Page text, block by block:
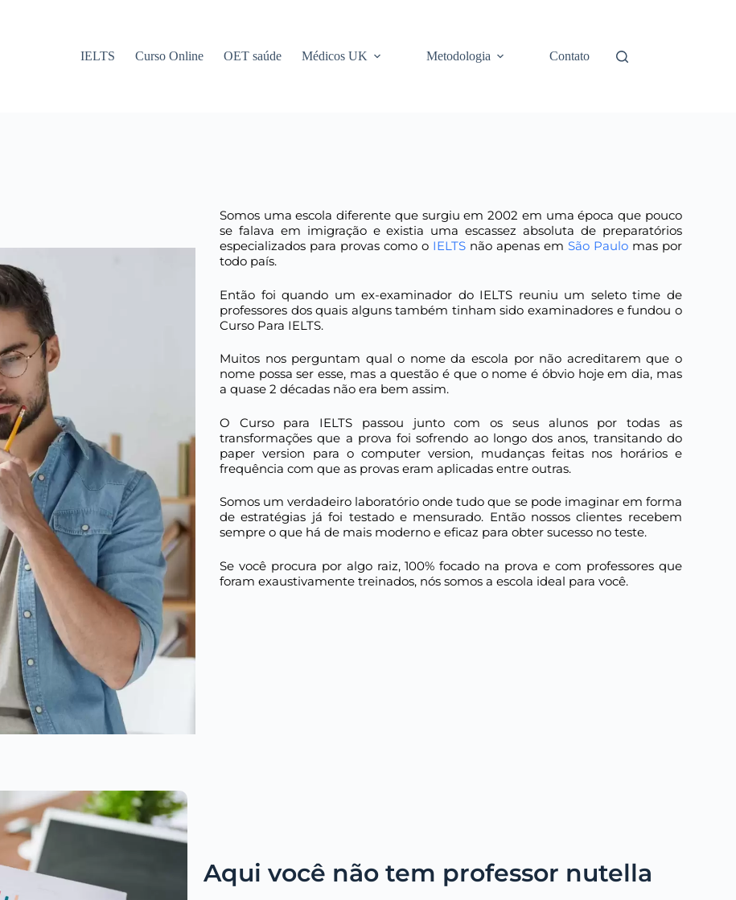
IELTS Curso Online OET saúde Médicos UK Metodologia Contato
Somos uma escola diferente que surgiu em 2002 em uma época que pouco
se falava em imigração e existia uma escassez absoluta de preparatórios
especializados para provas como o IELTSnão apenas em São Paulomas por
todo país.
Então foi quando um ex-examinador do IELTS reuniu um seleto time de
professores dos quais alguns também tinham sido examinadores e fundou o
Curso Para IELTS.
Muitos nos perguntam qual o nome da escola por não acreditarem que o
nome possa ser esse, mas a questão é que o nome é óbvio hoje em dia, mas
a quase 2 décadas não era bem assim.
O Curso para IELTS passou junto com os seus alunos por todas as
transformações que a prova foi sofrendo ao longo dos anos, transitando do
paper version para o computer version, mudanças feitas nos horários e
frequência com que as provas eram aplicadas entre outras.
Somos um verdadeiro laboratório onde tudo que se pode imaginar em forma
de estratégias já foi testado e mensurado. Então nossos clientes recebem
sempre o que há de mais moderno e eficaz para obter sucesso no teste.
Se você procura por algo raiz, 100% focado na prova e com professores que
foram exaustivamente treinados, nós somos a escola ideal para você.
Aqui você não tem professor nutella